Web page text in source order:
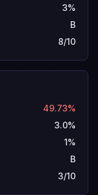
3%
B
8/10
49.73%
3.0%
1%
B
3/10